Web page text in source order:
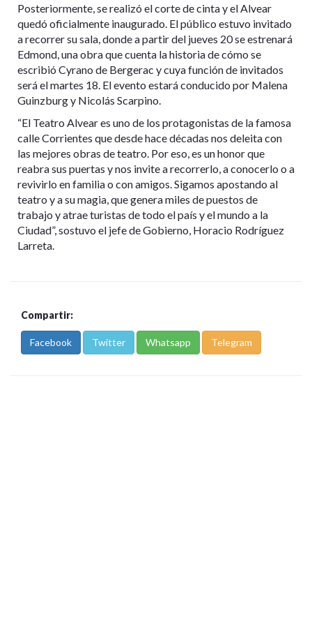
Posteriormente, se realizó el corte de cinta y el Alvear
quedó oficialmente inaugurado. El público estuvo invitado
a recorrer su sala, donde a partir del jueves 20 se estrenará
Edmond, una obra que cuenta la historia de cómo se
escribió Cyrano de Bergerac y cuya función de invitados
será el martes 18. El evento estará conducido por Malena
Guinzburg y Nicolás Scarpino.
“El Teatro Alvear es uno de los protagonistas de la famosa
calle Corrientes que desde hace décadas nos deleita con
las mejores obras de teatro. Por eso, es un honor que
reabra sus puertas y nos invite a recorrerlo, a conocerlo o a
revivirlo en familia o con amigos. Sigamos apostando al
teatro y a su magia, que genera miles de puestos de
trabajo y atrae turistas de todo el país y el mundo a la
Ciudad”, sostuvo el jefe de Gobierno, Horacio Rodríguez
Larreta.
Compartir:
Facebook Twitter Whatsapp Telegram